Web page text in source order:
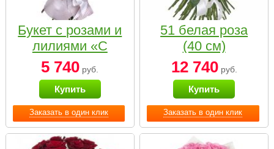
Заказать в один клик
Букет с розами и
лилиями «С
наилучшими
пожеланиями»
5 740 руб.
Купить
Заказать в один клик
51 белая роза
(40 см)
12 740руб.
Купить